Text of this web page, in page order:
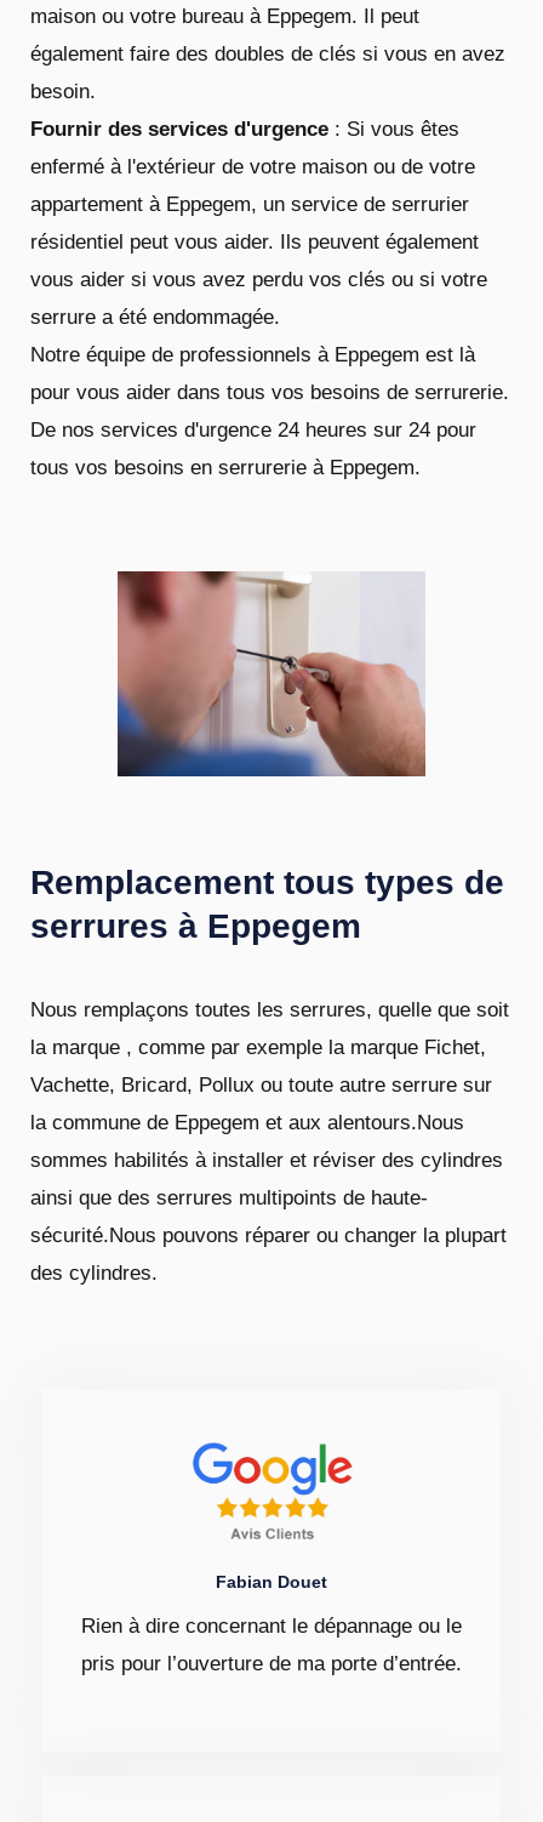
maison ou votre bureau à Eppegem. Il peut
également faire des doubles de clés si vous en avez
besoin.
Fournir des services d'urgence : Si vous êtes
enfermé à l'extérieur de votre maison ou de votre
appartement à Eppegem, un service de serrurier
résidentiel peut vous aider. Ils peuvent également
vous aider si vous avez perdu vos clés ou si votre
serrure a été endommagée.
Notre équipe de professionnels à Eppegem est là
pour vous aider dans tous vos besoins de serrurerie.
De nos services d'urgence 24 heures sur 24 pour
tous vos besoins en serrurerie à Eppegem.
Remplacement tous types de
serrures à Eppegem
Nous remplaçons toutes les serrures, quelle que soit
la marque , comme par exemple la marque Fichet,
Vachette, Bricard, Pollux ou toute autre serrure sur
la commune de Eppegem et aux alentours.Nous
sommes habilités à installer et réviser des cylindres
ainsi que des serrures multipoints de haute-
sécurité.Nous pouvons réparer ou changer la plupart
des cylindres.
Fabian Douet
Rien à dire concernant le dépannage ou le
pris pour l’ouverture de ma porte d’entrée.